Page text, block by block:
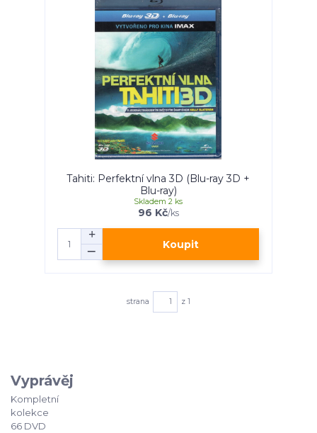
Vyprávěj
Kompletní
kolekce
66 DVD
Tahiti: Perfektní vlna 3D (Blu-ray 3D +
Blu-ray)
96 Kč/ks
Skladem 2 ks
Koupit
strana z 1